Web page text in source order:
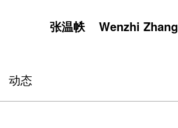
张温帙 Wenzhi Zhang
动态